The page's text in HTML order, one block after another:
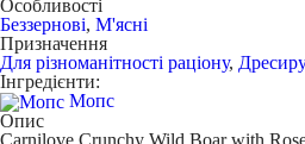
Особливості
Беззернові, М'ясні
Призначення
Для різноманітності раціону,
Інгредієнти:
Мопс
Опис